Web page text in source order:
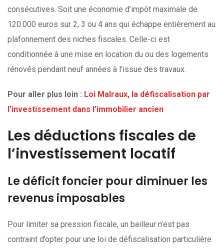
consécutives. Soit une économie d’impôt maximale de
120.000 euros sur 2, 3 ou 4 ans qui échappe entièrement au
plafonnement des niches fiscales. Celle-ci est
conditionnée à une mise en location du ou des logements
rénovés pendant neuf années à l’issue des travaux.
Pour aller plus loin : Loi Malraux, la défiscalisation par
l’investissement dans l’immobilier ancien
Les déductions fiscales de
l’investissement locatif
Le déficit foncier pour diminuer les
revenus imposables
Pour limiter sa pression fiscale, un bailleur n’est pas
contraint d’opter pour une loi de défiscalisation particulière.